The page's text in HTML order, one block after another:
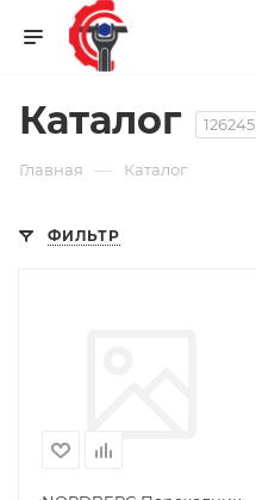
Каталог 126245
Главная — Каталог
ФИЛЬТР